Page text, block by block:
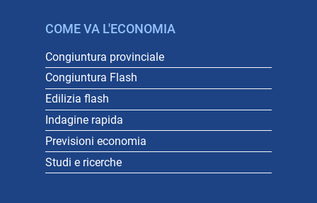
COME VA L'ECONOMIA
Congiuntura provinciale
Congiuntura Flash
Edilizia flash
Indagine rapida
Previsioni economia
Studi e ricerche